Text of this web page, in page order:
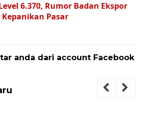
6.370, Rumor Badan Ekspor
Pasar
anda dari account Facebook